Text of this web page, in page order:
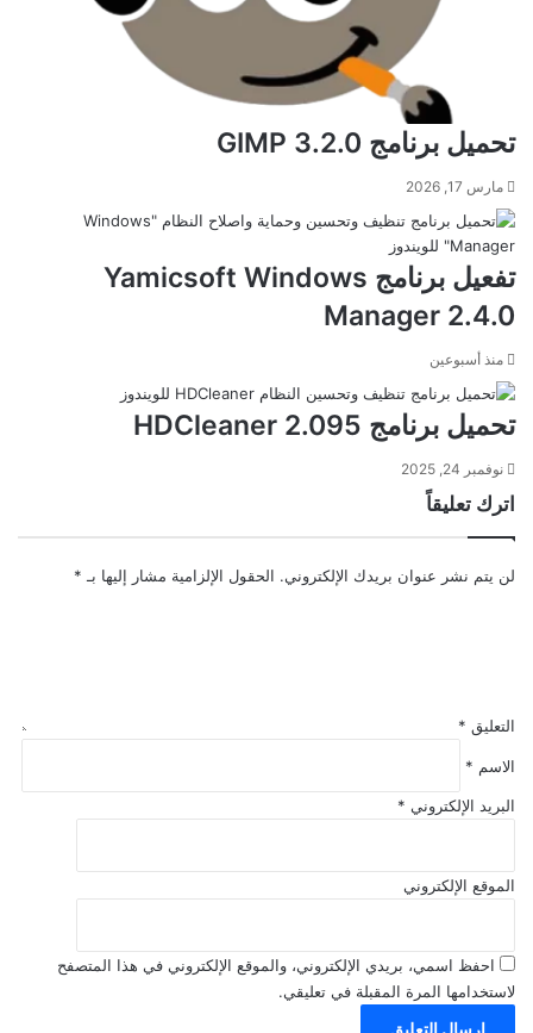
تحميل برنامج GIMP 3.2.0
مارس 17, 2026
تفعيل برنامج Yamicsoft Windows
Manager 2.4.0
منذ أسبوعين
تحميل برنامج HDCleaner 2.095
نوفمبر 24, 2025
اترك تعليقاً
لن يتم نشر عنوان بريدك الإلكتروني. الحقول الإلزامية مشار إليها بـ *
التعليق *
الاسم *
البريد الإلكتروني *
الموقع الإلكتروني
احفظ اسمي، بريدي الإلكتروني، والموقع الإلكتروني في هذا المتصفح
لاستخدامها المرة المقبلة في تعليقي.